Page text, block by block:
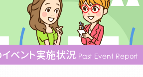
ベント実施状況 Past Event Report